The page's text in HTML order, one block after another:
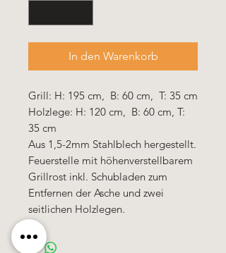
In den Warenkorb
Grill: H: 195 cm, B: 60 cm, T: 35 cm
Holzlege: H: 120 cm, B: 60 cm, T:
35 cm
Aus 1,5-2mm Stahlblech hergestellt.
Feuerstelle mit höhenverstellbarem
Grillrost inkl. Schubladen zum
Entfernen der Asche und zwei
seitlichen Holzlegen.